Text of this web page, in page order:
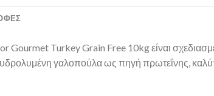
Turkey Grain Free 10kg είναι
γαλοπούλα ως πηγή πρωτεΐνης,